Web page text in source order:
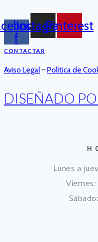
f
InstagramPinterest
CONTACTAR
Aviso Legal–Política de
DISEÑADO
Lunes a